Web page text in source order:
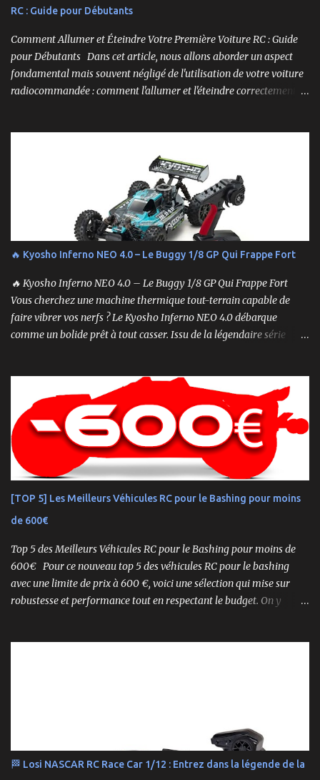
RC : Guide pour Débutants
Comment Allumer et Éteindre Votre Première Voiture RC : Guide
pour Débutants Dans cet article, nous allons aborder un aspect
fondamental mais souvent négligé de l'utilisation de votre voiture
radiocommandée : comment l'allumer et l'éteindre correctement.
🔥 Kyosho Inferno NEO 4.0 – Le Buggy 1/8 GP Qui Frappe Fort
🔥 Kyosho Inferno NEO 4.0 – Le Buggy 1/8 GP Qui Frappe Fort
Vous cherchez une machine thermique tout-terrain capable de
faire vibrer vos nerfs ? Le Kyosho Inferno NEO 4.0 débarque
comme un bolide prêt à tout casser. Issu de la légendaire série
de boîte. 🏆 Héritage de Compétition, Prêt pour l’Aventure Basé sur
une plateforme au palmarès impressionnant — dont plusieurs
titres de champion du monde — le NEO 4.0 est conçu pour la
performance pure. Que vous soyez débutant ou mordu confirmé ,
ce buggy offre une prise en main rapide , une construction robuste
et une conduite précise , aussi bien sur piste que sur terrain
assemblé Moteur thermique KE21SP avec lanceur manuel
Électronique installée Carrosserie peinte et décorée Radio à volant
[TOP 5] Les Meilleurs Véhicules RC pour le Bashing pour moins
de 600€
Top 5 des Meilleurs Véhicules RC pour le Bashing pour moins de
600€ Pour ce nouveau top 5 des véhicules RC pour le bashing
avec une limite de prix à 600 €, voici une sélection qui mise sur
robustesse et performance tout en respectant le budget. On y
🏁 Losi NASCAR RC Race Car 1/12 : Entrez dans la légende de la